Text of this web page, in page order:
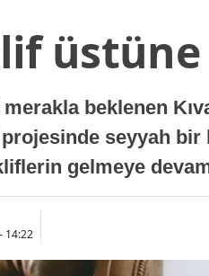
beklenen
projesinde seyyah
gelmeye
14:22